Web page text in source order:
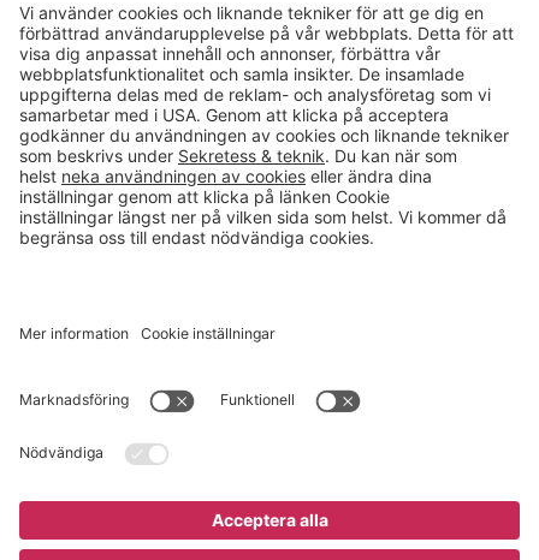
14 695 kr
Kontakt
info@gerdmans.se
0433-740 80
Kundservice öppettider
Vardagar 07.30-17.00
© 2026 Gerdmans Inredningar AB Alla priser är exklusive moms.
Cookie inställningar